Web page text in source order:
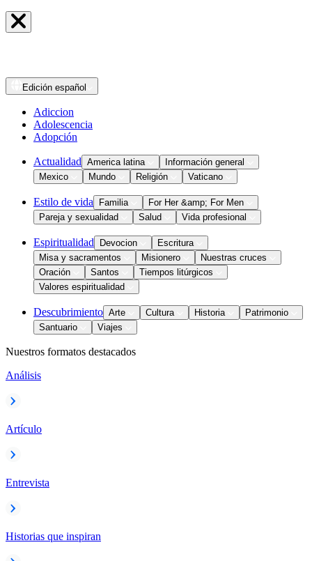
Edición español
Adiccion
Adolescencia
Adopción
Actualidad America latina
Información general
Mexico
Mundo Religión Vaticano
Estilo de vida Familia
For Her &amp; For Men
Pareja y sexualidad
Salud Vida profesional
Espiritualidad Devocion
Escritura
Misa y sacramentos
Misionero
Nuestras cruces
Oración
Santos
Tiempos litúrgicos
Valores espiritualidad
Descubrimiento Arte Cultura Historia
Patrimonio
Santuario
Viajes
Nuestros formatos destacados
Análisis
Artículo
Entrevista
Historias que inspiran